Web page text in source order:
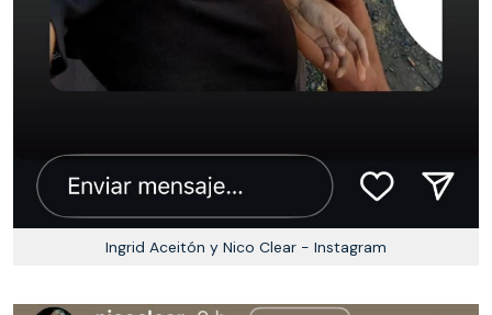
Ingrid Aceitón y Nico Clear - Instagram